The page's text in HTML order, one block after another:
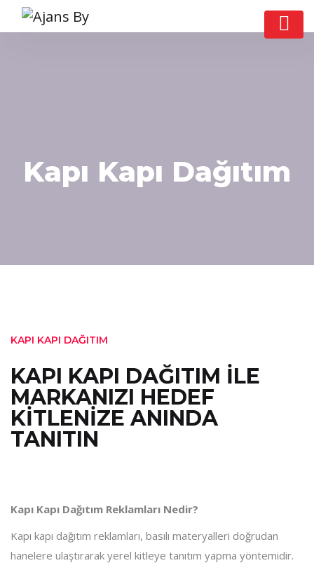
Kapı Kapı Dağıtım
KAPI KAPI DAĞITIM
KAPI KAPI DAĞITIM İLE
MARKANIZI HEDEF
KİTLENİZE ANINDA
TANITIN
Kapı Kapı Dağıtım Reklamları Nedir?
Kapı kapı dağıtım reklamları, basılı materyalleri doğrudan
hanelere ulaştırarak yerel kitleye tanıtım yapma yöntemidir.